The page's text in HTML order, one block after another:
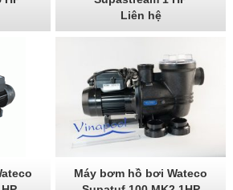
Liên hệ
Máy bơm hồ bơi Wateco